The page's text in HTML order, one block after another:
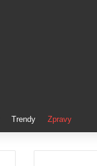
Trendy Zpravy